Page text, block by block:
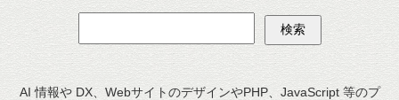
AI 情報や DX、WebサイトのデザインやPHP、JavaScript 等のプ